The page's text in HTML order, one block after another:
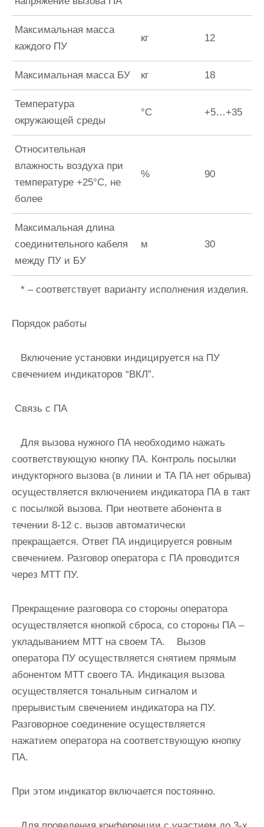
Максимальная масса
каждого ПУ
кг 12
Максимальная масса БУ кг 18
Температура
окружающей среды
°С +5…+35
Относительная
влажность воздуха при
температуре +25°С, не
более
% 90
Максимальная длина
соединительного кабеля
между ПУ и БУ
м 30
* – соответствует варианту исполнения изделия.
Порядок работы
Включение установки индицируется на ПУ
свечением индикаторов “ВКЛ”.
Связь с ПА
Для вызова нужного ПА необходимо нажать
соответствующую кнопку ПА. Контроль посылки
индукторного вызова (в линии и ТА ПА нет обрыва)
осуществляется включением индикатора ПА в такт
с посылкой вызова. При неответе абонента в
течении 8-12 c. вызов автоматически
прекращается. Ответ ПА индицируется ровным
свечением. Разговор оператора с ПА проводится
через МТТ ПУ.
Прекращение разговора со стороны оператора
осуществляется кнопкой сброса, со стороны ПА –
укладыванием МТТ на своем ТА. Вызов
оператора ПУ осуществляется снятием прямым
абонентом MTT своего ТА. Индикация вызова
осуществляется тональным сигналом и
прерывистым свечением индикатора на ПУ.
Разговорное соединение осуществляется
нажатием оператора на соответствующую кнопку
ПА.
При этом индикатор включается постоянно.